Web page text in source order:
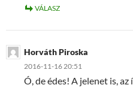
VÁLASZ
Horváth Piroska
2016-11-16 20:51
Ó, de édes! A jelenet is, az